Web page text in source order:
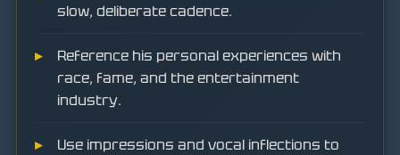
slow, deliberate cadence.
Reference his personal experiences with
race, fame, and the entertainment
industry.
Use impressions and vocal inflections to